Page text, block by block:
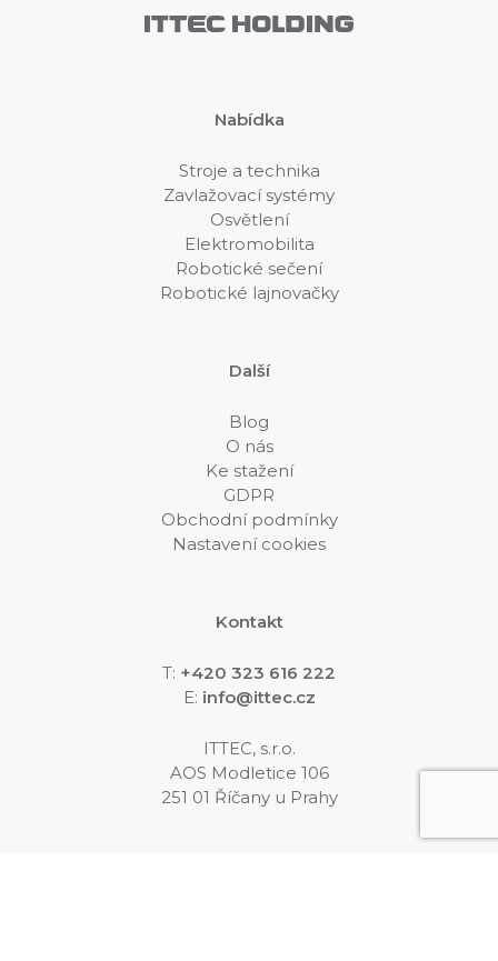
Nabídka
Stroje a technika
Zavlažovací systémy
Osvětlení
Elektromobilita
Robotické sečení
Robotické lajnovačky
Další
Blog
O nás
Ke stažení
GDPR
Obchodní podmínky
Nastavení cookies
Kontakt
T: +420 323 616 222
E: info@ittec.cz
ITTEC, s.r.o.
AOS Modletice 106
251 01 Říčany u Prahy